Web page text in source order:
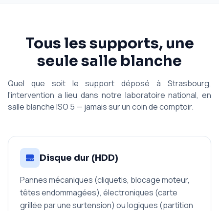
Tous les supports, une
seule salle blanche
Quel que soit le support déposé à Strasbourg,
l'intervention a lieu dans notre laboratoire national, en
salle blanche ISO 5 — jamais sur un coin de comptoir.
Disque dur (HDD)
Pannes mécaniques (cliquetis, blocage moteur,
têtes endommagées), électroniques (carte
grillée par une surtension) ou logiques (partition